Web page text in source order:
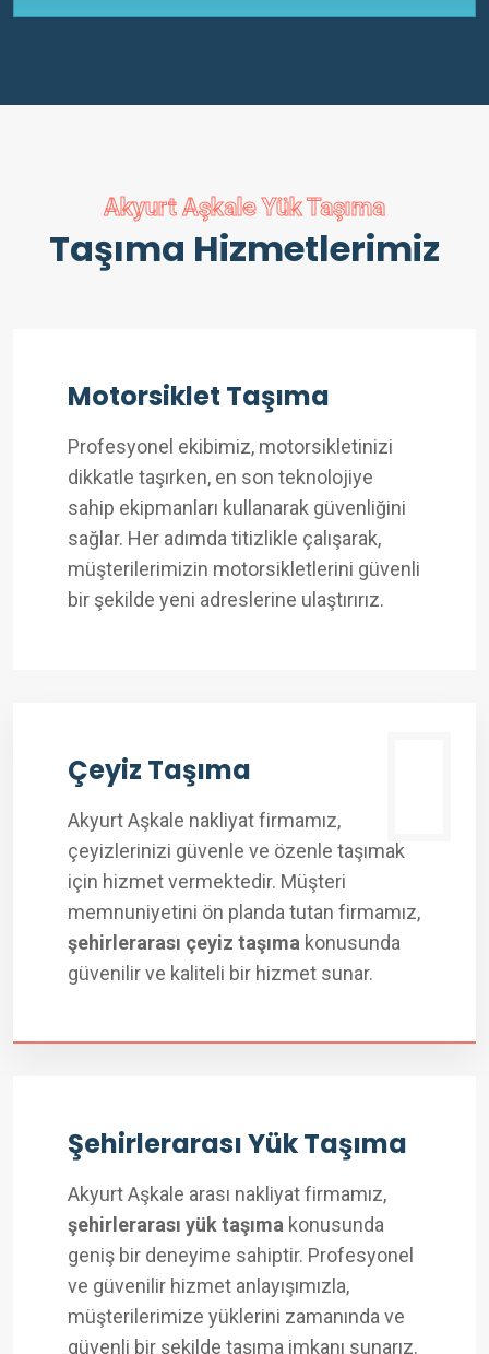
Akyurt Aşkale Yük Taşıma
Taşıma Hizmetlerimiz
Motorsiklet Taşıma
Profesyonel ekibimiz, motorsikletinizi
dikkatle taşırken, en son teknolojiye
sahip ekipmanları kullanarak güvenliğini
sağlar. Her adımda titizlikle çalışarak,
müşterilerimizin motorsikletlerini güvenli
bir şekilde yeni adreslerine ulaştırırız.
Çeyiz Taşıma
Akyurt Aşkale nakliyat firmamız,
çeyizlerinizi güvenle ve özenle taşımak
için hizmet vermektedir. Müşteri
memnuniyetini ön planda tutan firmamız,
şehirlerarası çeyiz taşıma konusunda
güvenilir ve kaliteli bir hizmet sunar.
Şehirlerarası Yük Taşıma
Akyurt Aşkale arası nakliyat firmamız,
şehirlerarası yük taşıma konusunda
geniş bir deneyime sahiptir. Profesyonel
ve güvenilir hizmet anlayışımızla,
müşterilerimize yüklerini zamanında ve
güvenli bir şekilde taşıma imkanı sunarız.